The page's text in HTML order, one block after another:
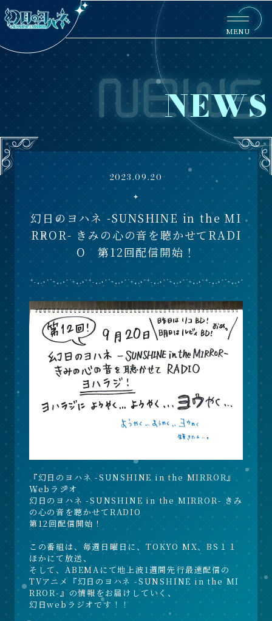
MENU
NEWS
2023.09.20
幻日のヨハネ -SUNSHINE in the MI
RROR- きみの心の音を聴かせてRADI
O 第12回配信開始！
『幻日のヨハネ -SUNSHINE in the MIRROR』
Webラジオ
幻日のヨハネ -SUNSHINE in the MIRROR- きみ
の心の音を聴かせてRADIO
第12回配信開始！
この番組は、毎週日曜日に、TOKYO MX、BS１１
ほかにて放送、
そして、ABEMAにて地上波1週間先行最速配信の
TVアニメ『幻日のヨハネ -SUNSHINE in the MI
RROR-』の情報をお届けしていく、
幻日webラジオです！！